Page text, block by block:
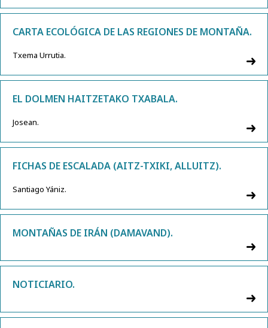
CARTA ECOLÓGICA DE LAS REGIONES DE MONTAÑA.
Txema Urrutia.
EL DOLMEN HAITZETAKO TXABALA.
Josean.
FICHAS DE ESCALADA (AITZ-TXIKI, ALLUITZ).
Santiago Yániz.
MONTAÑAS DE IRÁN (DAMAVAND).
NOTICIARIO.